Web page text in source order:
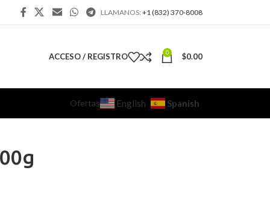
LLAMANOS: +1 (832) 370-8008
ACCESO / REGISTRO 0 $0.00
Ofertas English Spanish